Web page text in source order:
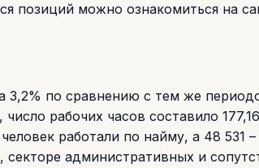
позиций можно ознакомиться на
3,2% по сравнению с тем же
рабочих часов составило
работали по найму, а 48 531 –
секторе административных и